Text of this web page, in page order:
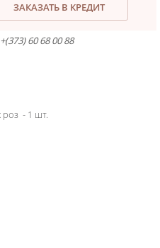
ЗАКАЗАТЬ В КРЕДИТ
60 68 00 88
роз - 1 шт.